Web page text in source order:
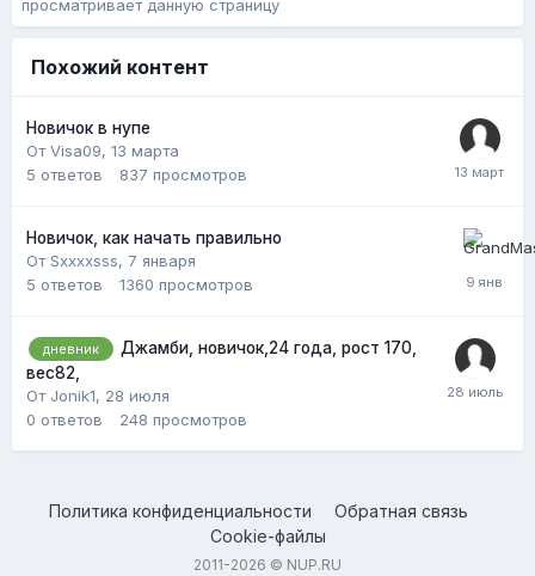
просматривает данную страницу
Похожий контент
Новичок в нупе
От Visa09, 13 марта
5 ответов 837 просмотров
Новичок, как начать правильно
От Sxxxxsss, 7 января
5 ответов 1360 просмотров
дневник
Джамби, новичок,24 года, рост 170,
вес82,
От Jonik1, 28 июля
0 ответов 248 просмотров
Политика конфиденциальности
Обратная связь
Cookie-файлы
2011-2026 © NUP.RU